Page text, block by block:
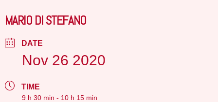
MARIO DI STEFANO
DATE
Nov 26 2020
TIME
9 h 30 min - 10 h 15 min